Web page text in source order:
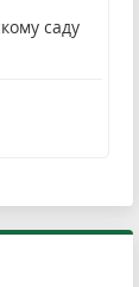
саду